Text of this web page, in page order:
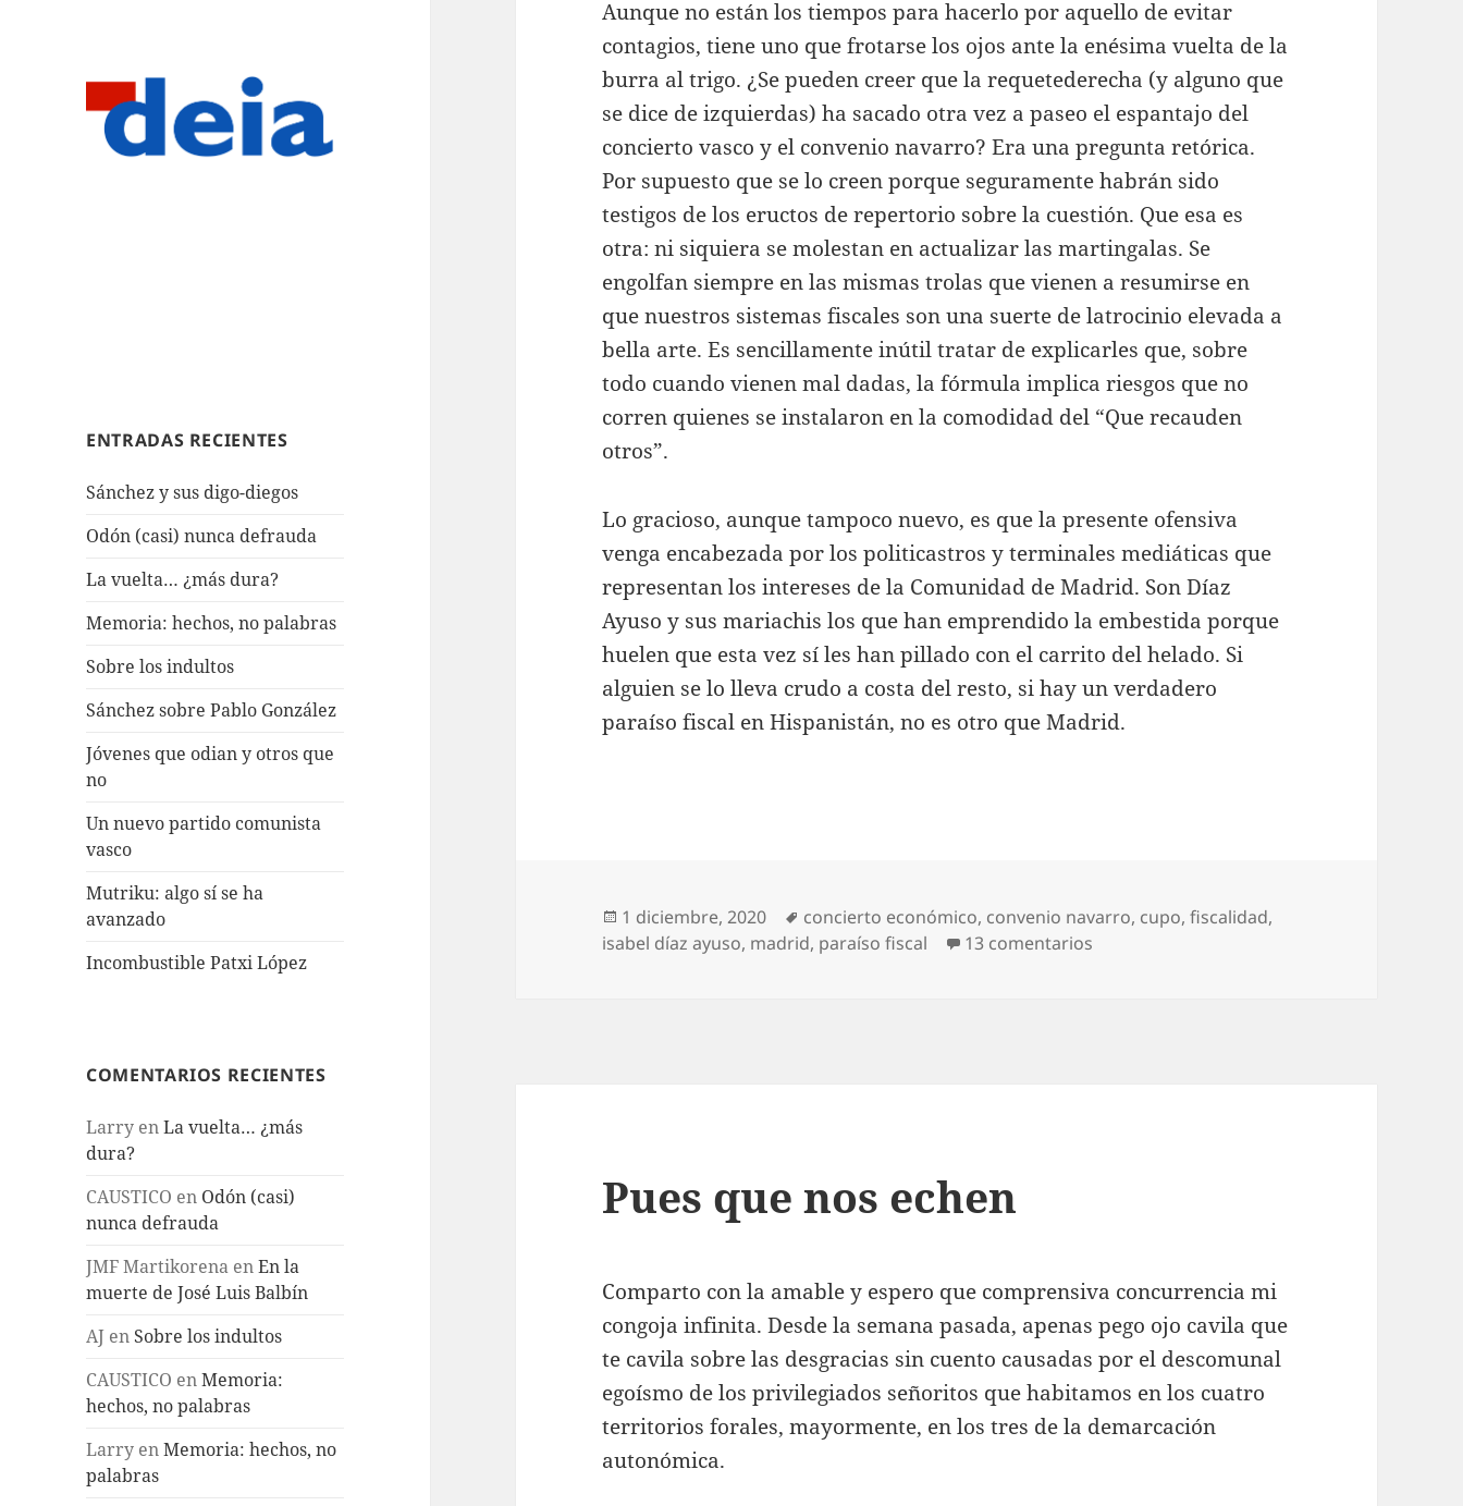
ENTRADAS RECIENTES
Sánchez y sus digo-diegos
Odón (casi) nunca defrauda
La vuelta… ¿más dura?
Memoria: hechos, no palabras
Sobre los indultos
Sánchez sobre Pablo González
Jóvenes que odian y otros que
no
Un nuevo partido comunista
vasco
Mutriku: algo sí se ha
avanzado
Incombustible Patxi López
COMENTARIOS RECIENTES
Larry enLa vuelta… ¿más
dura?
CAUSTICO en Odón (casi)
nunca defrauda
JMF Martikorena enEn la
muerte de José Luis Balbín
AJ en Sobre los indultos
CAUSTICO enMemoria:
hechos, no palabras
Larry enMemoria: hechos, no
palabras
Aunque no están los tiempos para hacerlo por aquello de evitar
contagios, tiene uno que frotarse los ojos ante la enésima vuelta de la
burra al trigo. ¿Se pueden creer que la requetederecha (y alguno que
se dice de izquierdas) ha sacado otra vez a paseo el espantajo del
concierto vasco y el convenio navarro? Era una pregunta retórica.
Por supuesto que se lo creen porque seguramente habrán sido
testigos de los eructos de repertorio sobre la cuestión. Que esa es
otra: ni siquiera se molestan en actualizar las martingalas. Se
engolfan siempre en las mismas trolas que vienen a resumirse en
que nuestros sistemas fiscales son una suerte de latrocinio elevada a
bella arte. Es sencillamente inútil tratar de explicarles que, sobre
todo cuando vienen mal dadas, la fórmula implica riesgos que no
corren quienes se instalaron en la comodidad del “Que recauden
otros”.
Lo gracioso, aunque tampoco nuevo, es que la presente ofensiva
venga encabezada por los politicastros y terminales mediáticas que
representan los intereses de la Comunidad de Madrid. Son Díaz
Ayuso y sus mariachis los que han emprendido la embestida porque
huelen que esta vez sí les han pillado con el carrito del helado. Si
alguien se lo lleva crudo a costa del resto, si hay un verdadero
paraíso fiscal en Hispanistán, no es otro que Madrid.
Publicado
el
1 diciembre, 2020 Etiquetas
concierto económico, convenio navarro, cupo,fiscalidad,
isabel díaz ayuso, madrid, paraíso fiscal 13 comentarios
Pues que nos echen
Comparto con la amable y espero que comprensiva concurrencia mi
congoja infinita. Desde la semana pasada, apenas pego ojo cavila que
te cavila sobre las desgracias sin cuento causadas por el descomunal
egoísmo de los privilegiados señoritos que habitamos en los cuatro
territorios forales, mayormente, en los tres de la demarcación
autonómica.